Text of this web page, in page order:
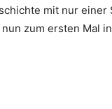
mit nur
zum ersten Mal